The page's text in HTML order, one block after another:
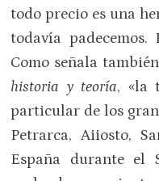
todo precio es una
todavía
Como señala
historia y teoría, «la
particular de los
Petrarca, Aiiosto,
España durante el